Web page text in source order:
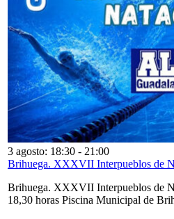
3 agosto: 18:30 - 21:00
Brihuega. XXXVII Interpueblos de
Brihuega. XXXVII Interpueblos de
18,30 horas Piscina Municipal de